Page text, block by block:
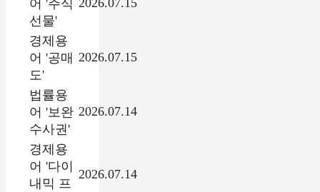
어 '주식
선물'
경제용
어 '공매
도'
2026.07.15
법률용
어 '보완
수사권'
2026.07.14
경제용
어 '다이
내믹 프
2026.07.14